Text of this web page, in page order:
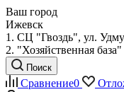
Ваш город
Ижевск
1. СЦ "Гвоздь", ул.
2. "Хозяйственная
Поиск
Сравнение0